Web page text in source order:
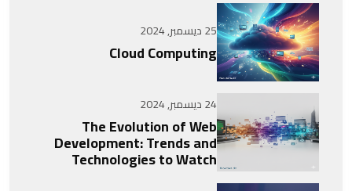
25 ديسمبر, 2024
Cloud Computing
24 ديسمبر, 2024
The Evolution of Web
Development: Trends and
Technologies to Watch